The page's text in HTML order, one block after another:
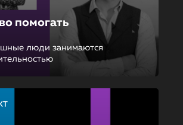
помогать
люди занимаются